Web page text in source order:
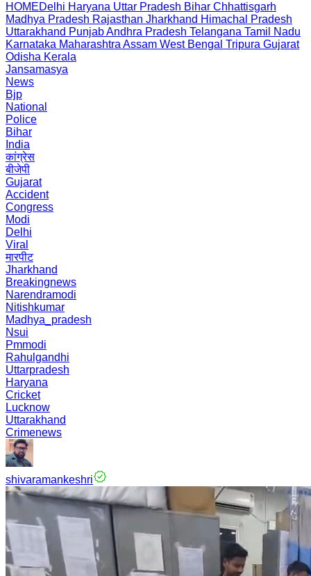
HOMEDelhi Haryana Uttar Pradesh Bihar Chhattisgarh
Madhya Pradesh Rajasthan Jharkhand Himachal Pradesh
Uttarakhand PunjabAndhra Pradesh Telangana Tamil Nadu
Karnataka Maharashtra Assam West Bengal Tripura Gujarat
Odisha Kerala
Jansamasya
News
Bjp
National
Police
Bihar
India
कांग्रेस
बीजेपी
Gujarat
Accident
Congress
Modi
Delhi
Viral
मारपीट
Jharkhand
Breakingnews
Narendramodi
Nitishkumar
Madhya_pradesh
Nsui
Pmmodi
Rahulgandhi
Uttarpradesh
Haryana
Cricket
Lucknow
Uttarakhand
Crimenews
shivaramankeshri